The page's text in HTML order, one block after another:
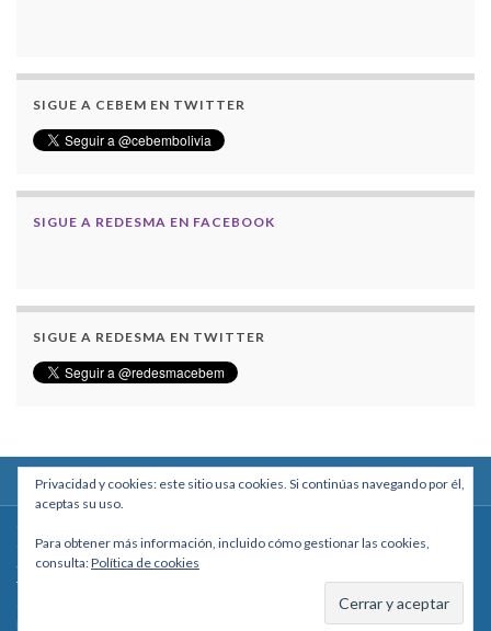
SIGUE A CEBEM EN TWITTER
SIGUE A REDESMA EN FACEBOOK
SIGUE A REDESMA EN TWITTER
Calle Macario Pinilla # 2588 esq. Av. Arce, Edificio Arcadia, Mezzanine, Of. 101
- La Paz, Bolivia
Teléfono: +591 2431818 - Celular: +591 73027636
Privacidad y cookies: este sitio usa cookies. Si continúas navegando por él,
aceptas su uso.
Para obtener más información, incluido cómo gestionar las cookies,
consulta:Política de cookies